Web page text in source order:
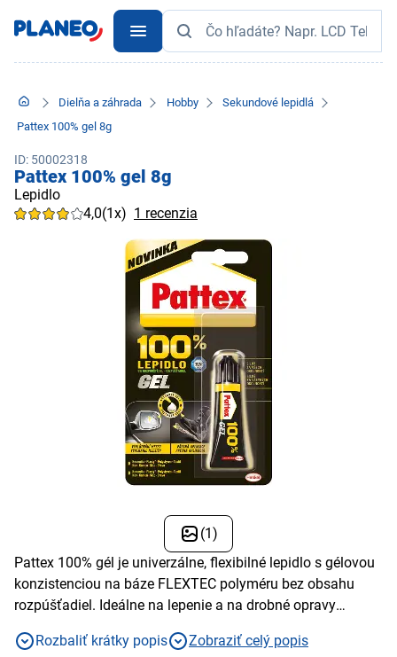
Dielňa a záhrada Hobby
Sekundové lepidlá
Pattex 100% gel 8g
ID: 50002318
Pattex 100% gel 8g
Lepidlo
4,0(1x) 1 recenzia
(1)
Pattex 100% gél je univerzálne, flexibilné lepidlo s gélovou
konzistenciou na báze FLEXTEC polyméru bez obsahu
rozpúšťadiel. Ideálne na lepenie a na drobné opravy
nesteká a nekvapká, preto je vhodné aj na aplikáciu na
Rozbaliť krátky popis Zobraziť celý popis